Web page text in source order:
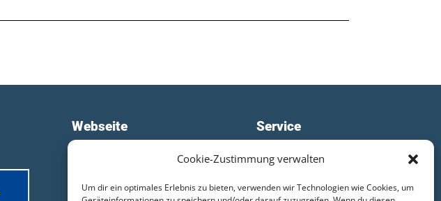
Cookie-Zustimmung verwalten
Um dir ein optimales Erlebnis zu bieten, verwenden wir Technologien wie Cookies, um
Webseite
Kontakt
Service
Moodle|Teams